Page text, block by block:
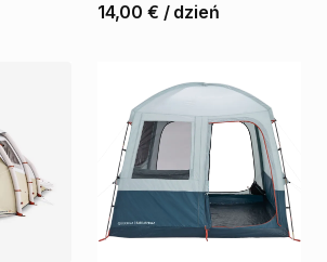
14,00 € / dzień